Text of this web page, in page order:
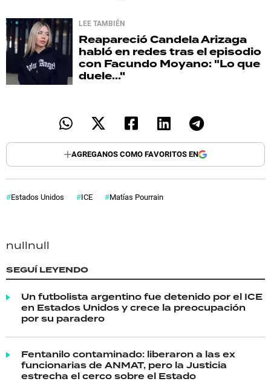
LEE TAMBIÉN
ReaparecióCandela Arizaga
habló en redes tras el episodio
con Facundo Moyano: "Lo que
duele..."
AGREGANOS COMO FAVORITOS EN
Estados Unidos ICE Matías Pourrain
nullnull
SEGUÍ LEYENDO
Un futbolista argentino fue detenido por el ICE
en Estados Unidos y crece la preocupación
por su paradero
Fentanilo contaminado: liberaron a las ex
funcionarias de ANMAT, pero la Justicia
estrecha el cerco sobre el Estado